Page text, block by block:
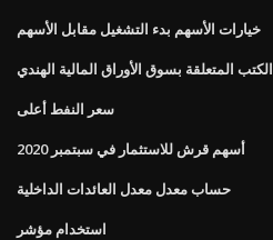
خيارات الأسهم بدء التشغيل مقابل الأسهم
الكتب المتعلقة بسوق الأوراق المالية الهندي
سعر النفط أعلى
أسهم قرش للاستثمار في سبتمبر 2020
حساب معدل معدل العائدات الداخلية
استخدام مؤشر